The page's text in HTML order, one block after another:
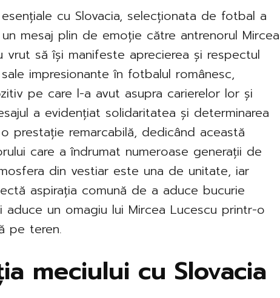
cu Slovacia, selecționata de fotbal a
un mesaj plin de emoție către antrenorul Mircea
vrut să își manifeste aprecierea și respectul
impresionante în fotbalul românesc,
pe care l-a avut asupra carierelor lor și
a evidențiat solidaritatea și determinarea
prestație remarcabilă, dedicând această
care a îndrumat numeroase generații de
din vestiar este una de unitate, iar
aspirația comună de a aduce bucurie
un omagiu lui Mircea Lucescu printr-o
pe teren.
meciului cu Slovacia